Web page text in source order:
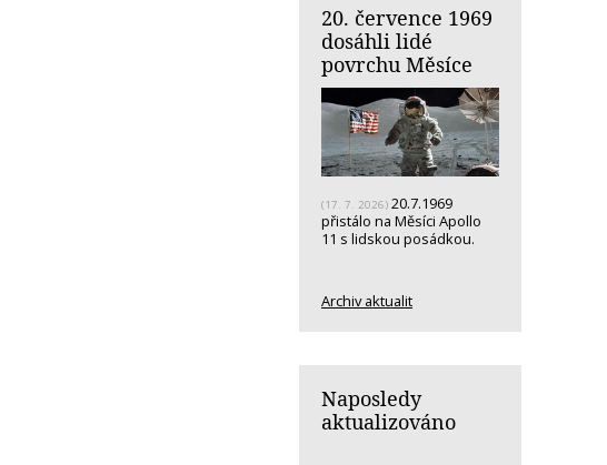
20. července 1969
dosáhli lidé
povrchu Měsíce
(17. 7. 2026) 20.7.1969
přistálo na Měsíci Apollo
11 s lidskou posádkou.
Archiv aktualit
Naposledy
aktualizováno